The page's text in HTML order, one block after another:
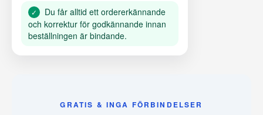
✓
Du får alltid ett ordererkännande
och korrektur för godkännande innan
beställningen är bindande.
GRATIS & INGA FÖRBINDELSER